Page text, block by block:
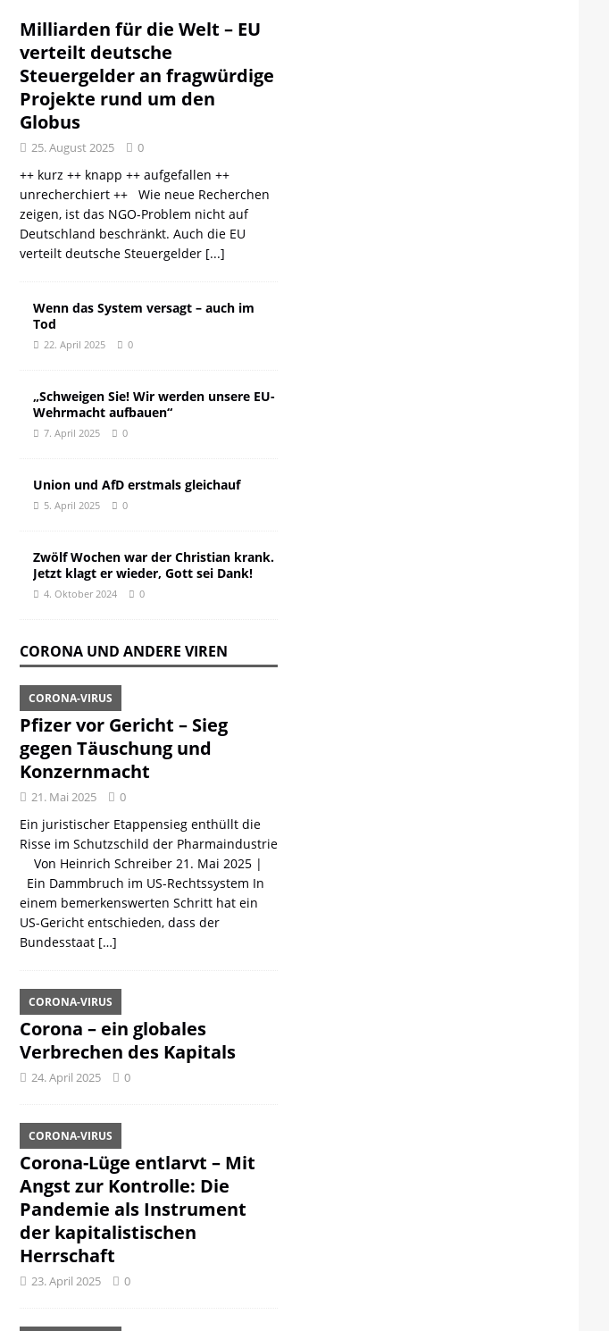
Milliarden für die Welt – EU
verteilt deutsche
Steuergelder an fragwürdige
Projekte rund um den
Globus
25. August 2025 0
++ kurz ++ knapp ++ aufgefallen ++
unrecherchiert ++ Wie neue Recherchen
zeigen, ist das NGO-Problem nicht auf
Deutschland beschränkt. Auch die EU
verteilt deutsche Steuergelder [...]
Wenn das System versagt – auch im
Tod
22. April 2025 0
„Schweigen Sie! Wir werden unsere EU-
Wehrmacht aufbauen“
7. April 2025 0
Union und AfD erstmals gleichauf
5. April 2025 0
Zwölf Wochen war der Christian krank.
Jetzt klagt er wieder, Gott sei Dank!
4. Oktober 2024 0
CORONA UND ANDERE VIREN
Pfizer vor Gericht – Sieg
gegen Täuschung und
Konzernmacht
CORONA-VIRUS
21. Mai 2025 0
Ein juristischer Etappensieg enthüllt die
Risse im Schutzschild der Pharmaindustrie
Von Heinrich Schreiber 21. Mai 2025 |
Ein Dammbruch im US-Rechtssystem In
einem bemerkenswerten Schritt hat ein
US-Gericht entschieden, dass der
Bundesstaat […]
Corona – ein globales
Verbrechen des Kapitals
CORONA-VIRUS
24. April 2025 0
Corona-Lüge entlarvt – Mit
Angst zur Kontrolle: Die
Pandemie als Instrument
der kapitalistischen
Herrschaft
CORONA-VIRUS
23. April 2025 0